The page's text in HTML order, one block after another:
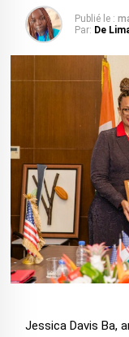
Publié le :
Par: De
Jessica Davis Ba,